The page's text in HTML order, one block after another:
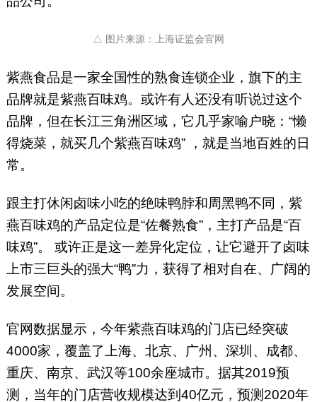
△ 图片来源：上海证监会官网
紫燕食品是一家全国性的熟食连锁企业，旗下的主
品牌就是紫燕百味鸡。或许有人还没有听说过这个
品牌，但在长江三角洲区域，它几乎家喻户晓：“懒
得烧菜，就买几个紫燕百味鸡” ，就是当地百姓的日
常。
跟主打休闲卤味小吃的绝味鸭脖和周黑鸭不同，紫
燕百味鸡的产品定位是“佐餐熟食”，主打产品是“百
味鸡”。 或许正是这一差异化定位，让它避开了卤味
上市三巨头的强大“鸭”力，获得了相对自在、广阔的
发展空间。
官网数据显示，今年紫燕百味鸡的门店已经突破
4000家，覆盖了上海、北京、广州、深圳、成都、
重庆、南京、武汉等100余座城市。据其2019预
测，当年的门店营收规模达到40亿元，预测2020年